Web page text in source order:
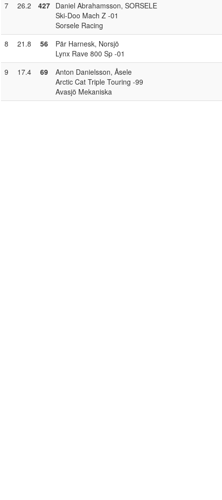
7
26.2 427 Daniel Abrahamsson, SORSELE
Ski-Doo Mach Z -01
Sorsele Racing
8
21.8 56 Pär Harnesk, Norsjö
Lynx Rave 800 Sp -01
9
17.4 69 Anton Danielsson, Åsele
Arctic Cat Triple Touring -99
Avasjö Mekaniska